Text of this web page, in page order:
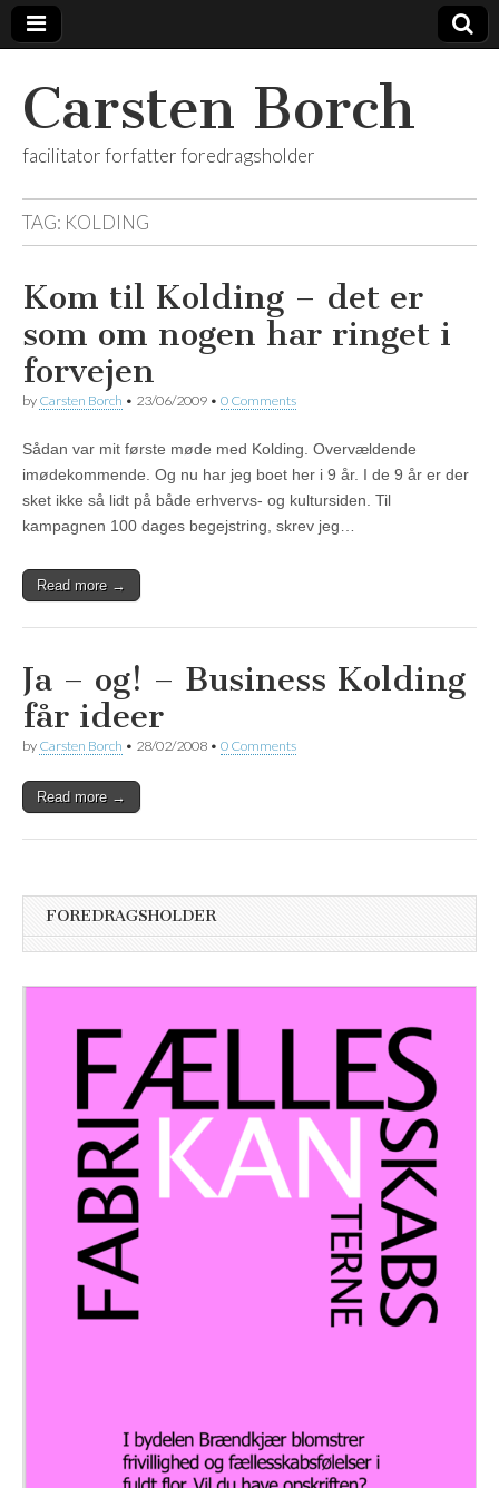
Carsten Borch
facilitator forfatter foredragsholder
TAG: KOLDING
Kom til Kolding – det er
som om nogen har ringet i
forvejen
by Carsten Borch • 23/06/2009 • 0 Comments
Sådan var mit første møde med Kolding. Overvældende
imødekommende. Og nu har jeg boet her i 9 år. I de 9 år er der
sket ikke så lidt på både erhvervs- og kultursiden. Til
kampagnen 100 dages begejstring, skrev jeg…
Read more →
Ja – og! – Business Kolding
får ideer
by Carsten Borch • 28/02/2008 • 0 Comments
Read more →
FOREDRAGSHOLDER